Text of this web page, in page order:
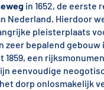
in 1652, de eerste
Nederland. Hierdoor
pleisterplaats
zeer bepalend gebouw
1859, een
eenvoudige
dorp onlosmakelijk